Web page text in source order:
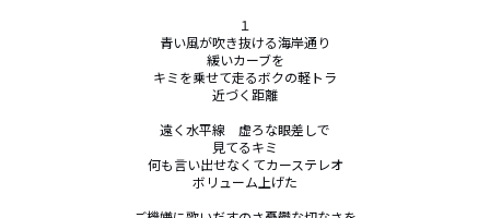
１
青い風が吹き抜ける海岸通り
緩いカーブを
キミを乗せて走るボクの軽トラ
近づく距離
遠く水平線　虚ろな眼差しで
見てるキミ
何も言い出せなくてカーステレオ
ボリューム上げた